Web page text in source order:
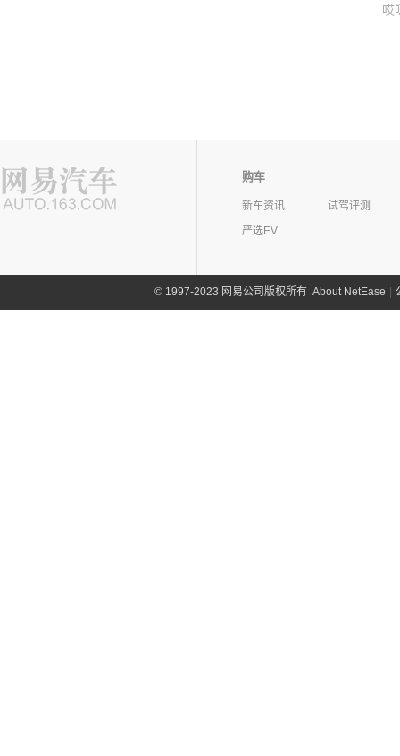
哎
购车
新车资讯
试驾评测
严选EV
©1997-2023 网易公司版权所有 About NetEase